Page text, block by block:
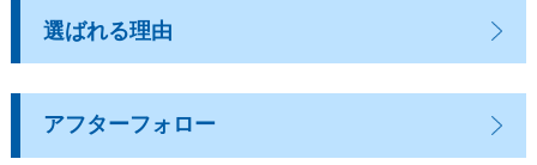
選ばれる理由
アフターフォロー